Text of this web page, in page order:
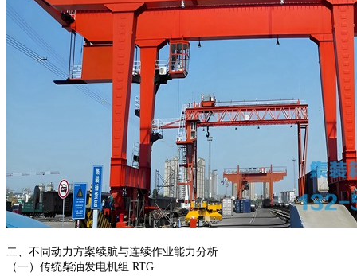
二、不同动力方案续航与连续作业能力分析
（一）传统柴油发电机组 RTG